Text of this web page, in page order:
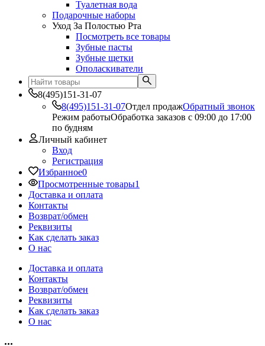
Туалетная вода
Подарочные наборы
Уход За Полостью Рта
Посмотреть все товары
Зубные пасты
Зубные щетки
Ополаскиватели
8(495)151-31-07
8(495)151-31-07Отдел продажОбратный звонок
Режим работыОбработка заказов с 09:00 до 17:00
по будням
Личный кабинет
Вход
Регистрация
Избранное0
Просмотренные товары1
Доставка и оплата
Контакты
Возврат/обмен
Реквизиты
Как сделать заказ
О нас
Доставка и оплата
Контакты
Возврат/обмен
Реквизиты
Как сделать заказ
О нас